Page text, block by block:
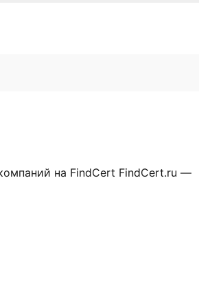
на FindCert FindCert.ru —